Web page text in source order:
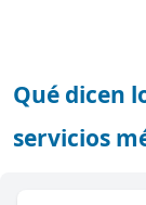
Qué dicen
servicios